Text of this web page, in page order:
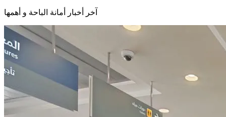
آخر أخبار أمانة الباحة و أهمها